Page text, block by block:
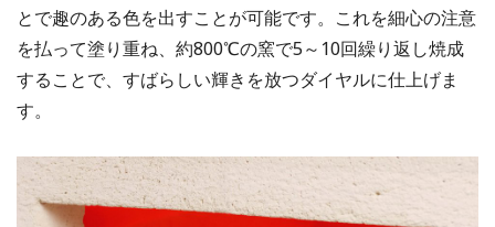
とで趣のある色を出すことが可能です。これを細心の注意
を払って塗り重ね、約800℃の窯で5～10回繰り返し焼成
することで、すばらしい輝きを放つダイヤルに仕上げま
す。